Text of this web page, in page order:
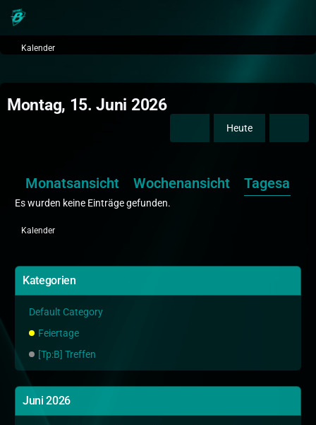
Kalender
Montag, 15. Juni 2026
Heute
Monatsansicht Wochenansicht
Es wurden keine Einträge gefunden.
Kalender
Kategorien
Default Category
Feiertage
[Tp:B] Treffen
Juni 2026